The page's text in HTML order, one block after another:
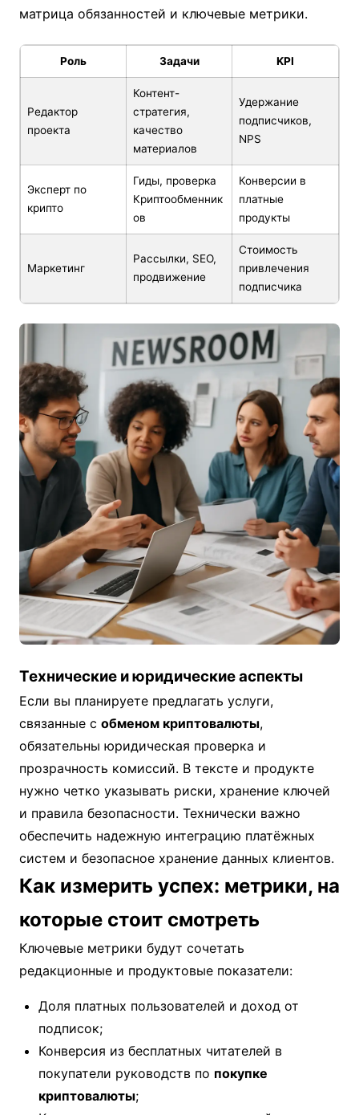
матрица обязанностей и ключевые метрики.
Роль Задачи KPI
Редактор
проекта
Контент-
стратегия,
качество
материалов
Удержание
подписчиков,
NPS
Эксперт по
крипто
Гиды, проверка
Криптообменник
ов
Конверсии в
платные
продукты
Маркетинг
Рассылки, SEO,
продвижение
Стоимость
привлечения
подписчика
Технические и юридические аспекты
Если вы планируете предлагать услуги,
связанные с обменом криптовалюты,
обязательны юридическая проверка и
прозрачность комиссий. В тексте и продукте
нужно четко указывать риски, хранение ключей
и правила безопасности. Технически важно
обеспечить надежную интеграцию платёжных
систем и безопасное хранение данных клиентов.
Как измерить успех: метрики, на
которые стоит смотреть
Ключевые метрики будут сочетать
редакционные и продуктовые показатели:
Доля платных пользователей и доход от
подписок;
Конверсия из бесплатных читателей в
покупатели руководств по покупке
криптовалюты;